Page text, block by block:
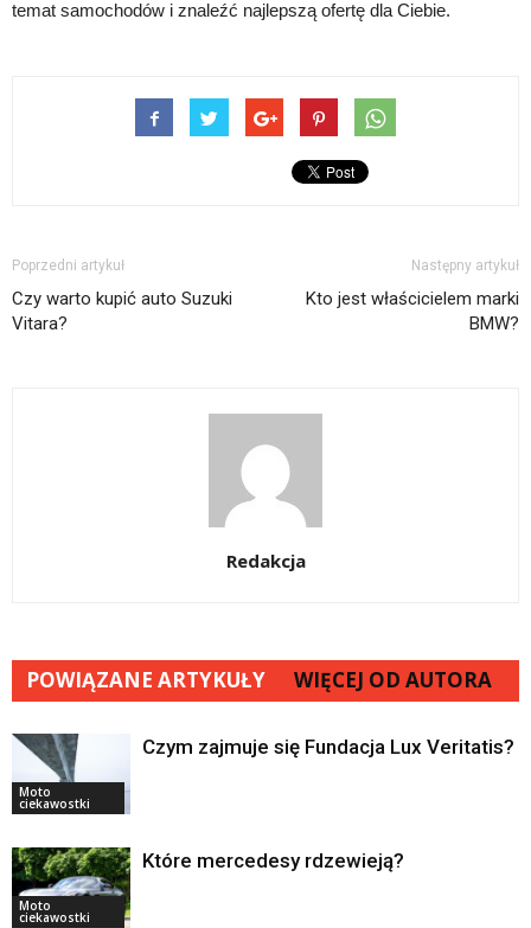
temat samochodów i znaleźć najlepszą ofertę dla Ciebie.
Poprzedni artykuł
Czy warto kupić auto Suzuki
Vitara?
Następny artykuł
Kto jest właścicielem marki
BMW?
Redakcja
POWIĄZANE ARTYKUŁY WIĘCEJ OD AUTORA
Moto
ciekawostki
Czym zajmuje się Fundacja Lux Veritatis?
Moto
ciekawostki
Które mercedesy rdzewieją?